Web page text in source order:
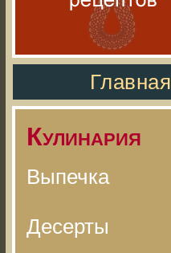
Главная
Кулинария
Выпечка
Десерты